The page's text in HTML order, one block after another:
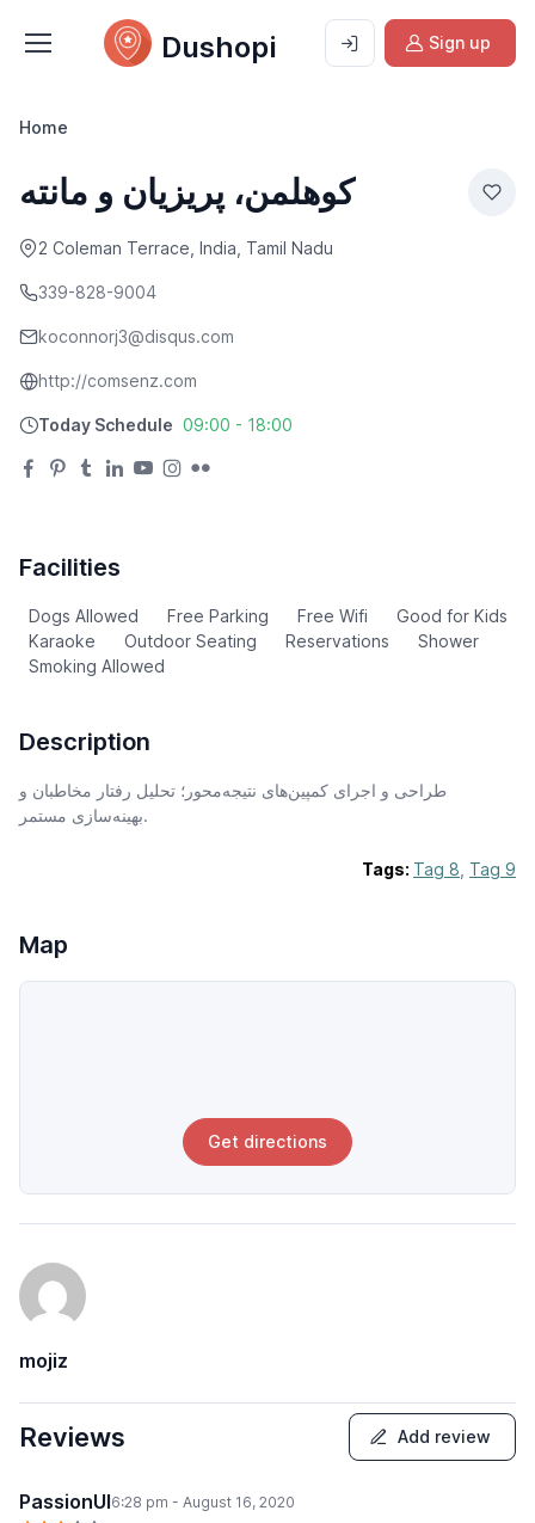
Dushopi Sign up
Home
کوهلمن، پریزیان و مانته
2 Coleman Terrace, India, Tamil Nadu
339-828-9004
koconnorj3@disqus.com
http://comsenz.com
Today Schedule 09:00 - 18:00
Facilities
Dogs Allowed Free Parking Free Wifi
Good for Kids
Karaoke
Outdoor Seating Reservations
Shower
Smoking Allowed
Description
طراحی و اجرای کمپین‌های نتیجه‌محور؛ تحلیل رفتار مخاطبان و
بهینه‌سازی مستمر.
Tags: Tag 8 Tag 9
Map
Get directions
mojiz
Reviews Add review
PassionUI6:28 pm - August 16, 2020